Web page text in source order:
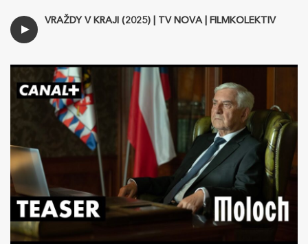
VRAŽDY V KRAJI (2025) | TV NOVA | FILMKOLEKTIV